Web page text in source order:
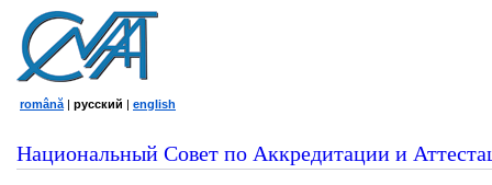
română | русский | english
Национальный Совет по Аккредитации и